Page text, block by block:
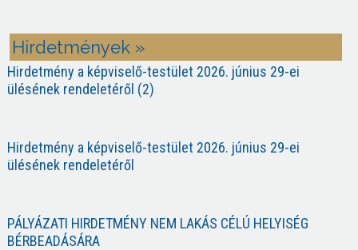
Hirdetmények »
Hirdetmény a képviselő-testület 2026. június 29-ei
ülésének rendeletéről (2)
Hirdetmény a képviselő-testület 2026. június 29-ei
ülésének rendeletéről
PÁLYÁZATI HIRDETMÉNY NEM LAKÁS CÉLÚ HELYISÉG
BÉRBEADÁSÁRA